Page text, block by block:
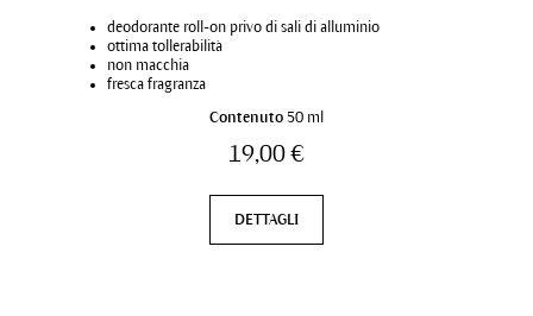
deodorante roll-on privo di sali di alluminio
ottima tollerabilità
non macchia
fresca fragranza
Contenuto 50 ml
19,00 €
DETTAGLI